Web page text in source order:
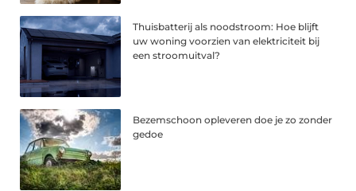
Thuisbatterij als noodstroom: Hoe blijft
uw woning voorzien van elektriciteit bij
een stroomuitval?
Bezemschoon opleveren doe je zo zonder
gedoe